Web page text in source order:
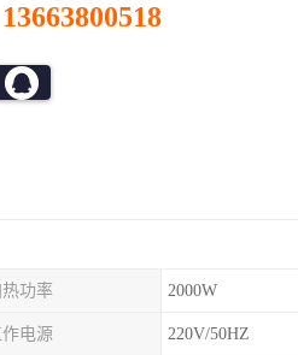
13663800518
功率 2000W
作电源 220V/50HZ